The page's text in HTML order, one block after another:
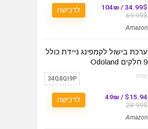
34.99$ / 104₪
69.99$
Amazon
לרכישה
ערכת בישול לקמפינג ניידת כולל
9 חלקים Odoland
קופון: 34Q8QI9P
$15.94 / 49₪
28.99$
Amazon
לרכישה